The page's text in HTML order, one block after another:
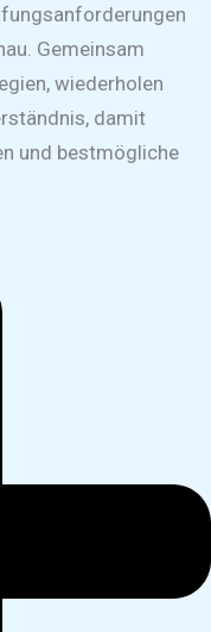
Gemeinsam
wiederholen
damit
und bestmögliche